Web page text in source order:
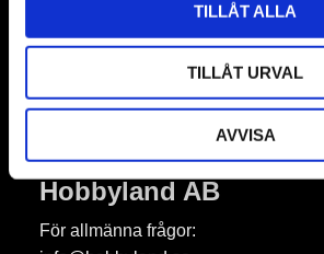
TILLÅT ALLA
TILLÅT URVAL
AVVISA
Prenumerera
Dina personuppgifter behandlas i enlighet med vår
Hobbyland AB
För allmänna frågor: